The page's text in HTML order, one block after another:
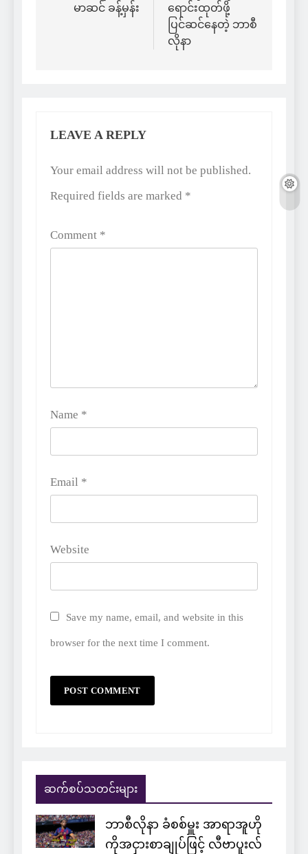
မာဆင် ခန့်မှန်း
ရောင်းထုတ်ဖို့
ပြင်ဆင်နေတဲ့ ဘာစီ
လိုနာ
LEAVE A REPLY
Your email address will not be published.
Required fields are marked *
Comment *
Name *
Email *
Website
Save my name, email, and website in this
browser for the next time I comment.
Alternative:
ဆက်စပ်သတင်းများ
ဘာစီလိုနာ ခံစစ်မှူး အာရာအူဟို
ကိုအငှားစာချုပ်ဖြင့် လီဗာပူးလ်